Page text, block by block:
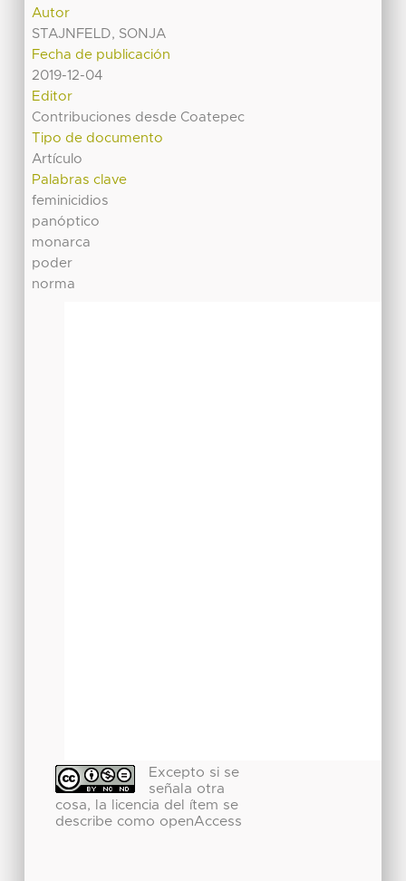
Autor
STAJNFELD, SONJA
Fecha de publicación
2019-12-04
Editor
Contribuciones desde Coatepec
Tipo de documento
Artículo
Palabras clave
feminicidios
panóptico
monarca
poder
norma
Excepto si se
señala otra
cosa, la licencia del ítem se
describe como openAccess